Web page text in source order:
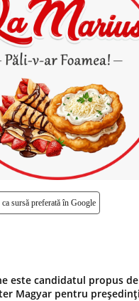
ca sursă preferată în Google
este candidatul propus
Magyar pentru